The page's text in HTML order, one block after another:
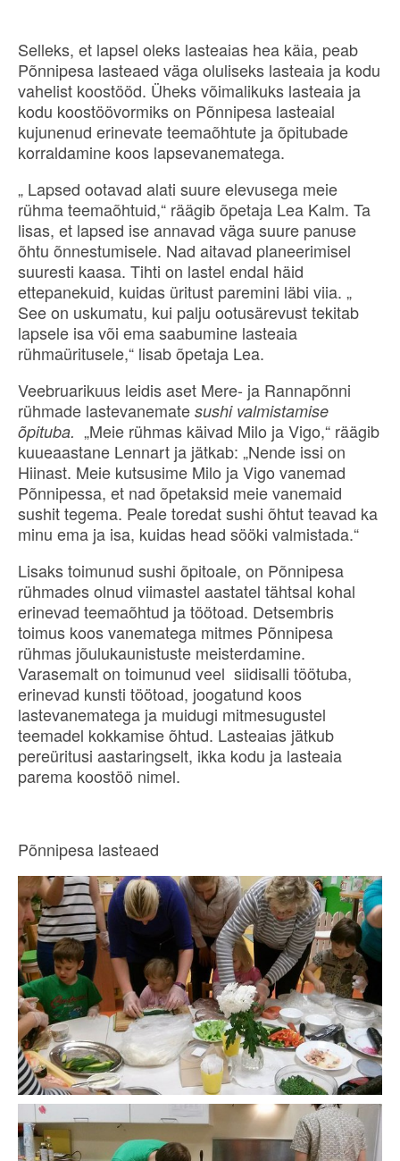
Selleks, et lapsel oleks lasteaias hea käia, peab
Põnnipesa lasteaed väga oluliseks lasteaia ja kodu
vahelist koostööd. Üheks võimalikuks lasteaia ja
kodu koostöövormiks on Põnnipesa lasteaial
kujunenud erinevate teemaõhtute ja õpitubade
korraldamine koos lapsevanematega.
„ Lapsed ootavad alati suure elevusega meie
rühma teemaõhtuid,“ räägib õpetaja Lea Kalm. Ta
lisas, et lapsed ise annavad väga suure panuse
õhtu õnnestumisele. Nad aitavad planeerimisel
suuresti kaasa. Tihti on lastel endal häid
ettepanekuid, kuidas üritust paremini läbi viia. „
See on uskumatu, kui palju ootusärevust tekitab
lapsele isa või ema saabumine lasteaia
rühmaüritusele,“ lisab õpetaja Lea.
Veebruarikuus leidis aset Mere- ja Rannapõnni
rühmade lastevanemate sushi valmistamise
õpituba. „Meie rühmas käivad Milo ja Vigo,“ räägib
kuueaastane Lennart ja jätkab: „Nende issi on
Hiinast. Meie kutsusime Milo ja Vigo vanemad
Põnnipessa, et nad õpetaksid meie vanemaid
sushit tegema. Peale toredat sushi õhtut teavad ka
minu ema ja isa, kuidas head sööki valmistada.“
Lisaks toimunud sushi õpitoale, on Põnnipesa
rühmades olnud viimastel aastatel tähtsal kohal
erinevad teemaõhtud ja töötoad. Detsembris
toimus koos vanematega mitmes Põnnipesa
rühmas jõulukaunistuste meisterdamine.
Varasemalt on toimunud veel siidisalli töötuba,
erinevad kunsti töötoad, joogatund koos
lastevanematega ja muidugi mitmesugustel
teemadel kokkamise õhtud. Lasteaias jätkub
pereüritusi aastaringselt, ikka kodu ja lasteaia
parema koostöö nimel.
Põnnipesa lasteaed